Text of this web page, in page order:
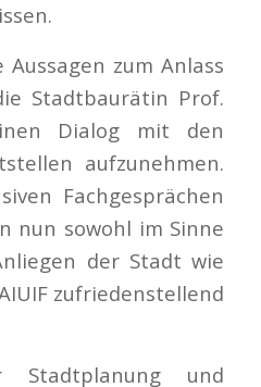
zum Anlass
Stadtbaurätin Prof.
Dialog mit den
aufzunehmen.
Fachgesprächen
nun sowohl im Sinne
der Stadt wie
zufriedenstellend
und